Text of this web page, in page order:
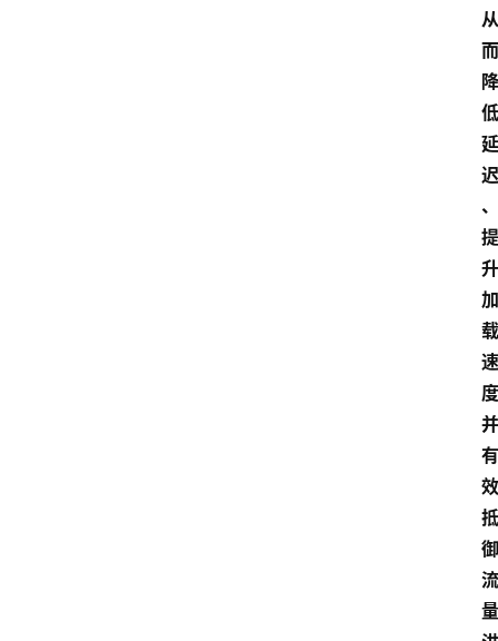
从
而
降
低
延
迟
、
提
升
加
载
速
度
并
有
效
抵
御
流
量